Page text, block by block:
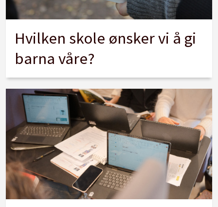
Hvilken skole ønsker vi å gi
barna våre?